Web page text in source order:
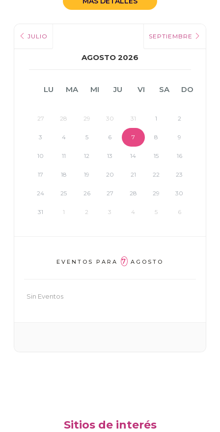
JULIO
AGOSTO 2026
SEPTIEMBRE
LU MA MI JU VI SA DO
27 28 29 30 31 1 2
3 4 5 6 7 8 9
10 11 12 13 14 15 16
17 18 19 20 21 22 23
24 25 26 27 28 29 30
31 1 2 3 4 5 6
EVENTOS PARA 7 AGOSTO
Sin Eventos
Sitios de interés